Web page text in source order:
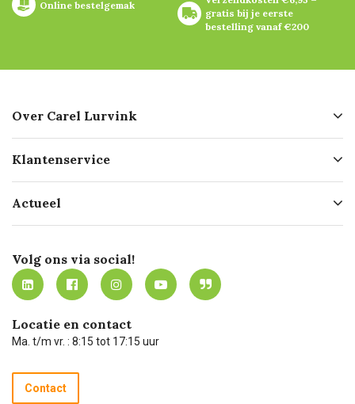
Online bestelgemak
gratis bij je eerste
bestelling vanaf €200
Over Carel Lurvink
Geschiedenis
Missie
Werken bij Carel Lurvink
MVO
Klantenservice
Bezorgen
Mijn Carel Lurvink
Mijn Carel Lurvink instructievideo's
Carel Lurvink App
Hulp op afstand
Technische dienst
Recycle programma
Actueel
Innovation LAB
Tevreden klanten
Carel Lurvink Blog
Carel de podcast
Volg ons via social!
Locatie en contact
Ma. t/m vr. : 8:15 tot 17:15 uur
Contact